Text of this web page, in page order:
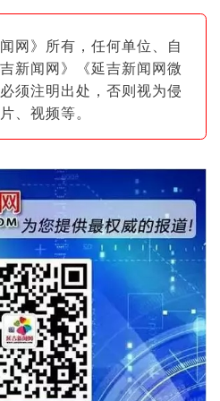
》所有，任何单位、自
新闻网》《延吉新闻网微
须注明出处，否则视为侵
、视频等。